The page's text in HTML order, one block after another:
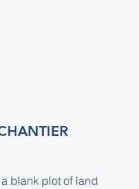
blank plot of land